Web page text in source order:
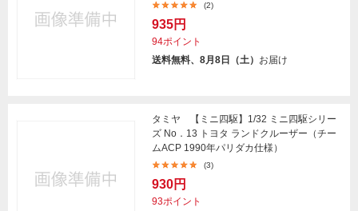
(2)
935円
94ポイント
送料無料、8月8日（土） お届け
タミヤ 【ミニ四駆】1/32 ミニ四駆シリー
ズ No．13 トヨタ ランドクルーザー（チー
ムACP 1990年パリダカ仕様）
(3)
930円
93ポイント